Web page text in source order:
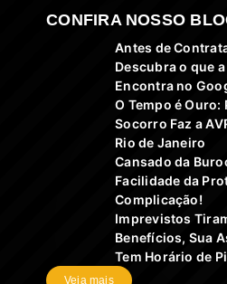
CONFIRA NOSSO
Antes de
Descubra o que
Encontra no
O Tempo é Ouro:
Socorro Faz a
Rio de Janeiro
Cansado da
Facilidade da
Complicação!
Imprevistos
Benefícios, Sua
Tem Horário de
Veja mais